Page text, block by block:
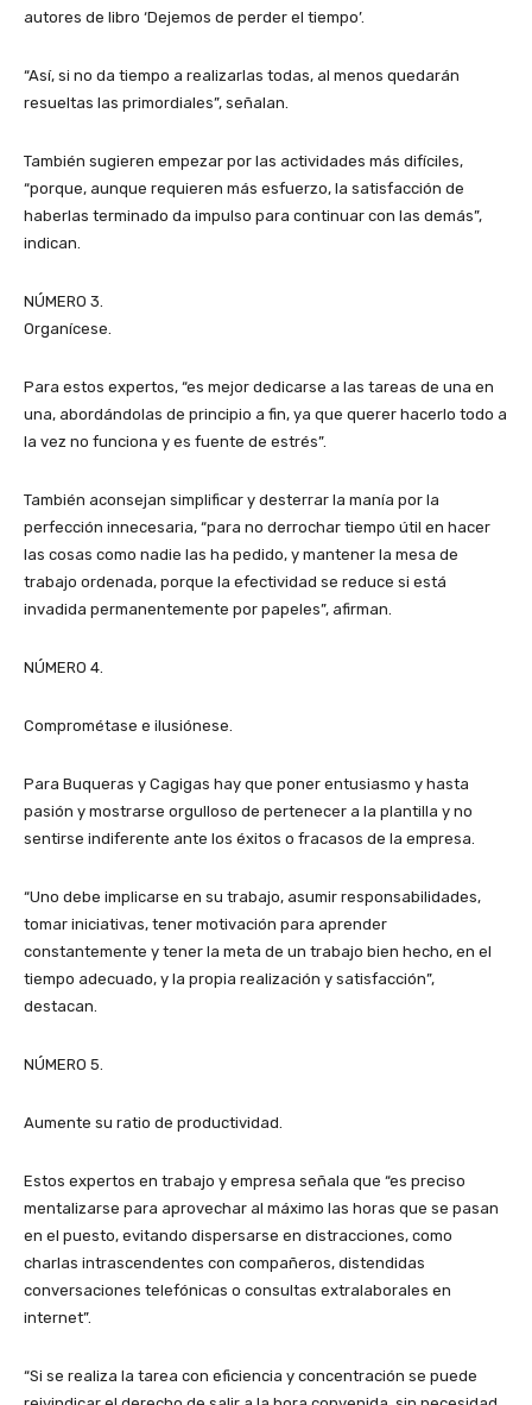
autores de libro ‘Dejemos de perder el tiempo’.
“Así, si no da tiempo a realizarlas todas, al menos quedarán
resueltas las primordiales”, señalan.
También sugieren empezar por las actividades más difíciles,
“porque, aunque requieren más esfuerzo, la satisfacción de
haberlas terminado da impulso para continuar con las demás”,
indican.
NÚMERO 3.
Organícese.
Para estos expertos, “es mejor dedicarse a las tareas de una en
una, abordándolas de principio a fin, ya que querer hacerlo todo a
la vez no funciona y es fuente de estrés”.
También aconsejan simplificar y desterrar la manía por la
perfección innecesaria, “para no derrochar tiempo útil en hacer
las cosas como nadie las ha pedido, y mantener la mesa de
trabajo ordenada, porque la efectividad se reduce si está
invadida permanentemente por papeles”, afirman.
NÚMERO 4.
Comprométase e ilusiónese.
Para Buqueras y Cagigas hay que poner entusiasmo y hasta
pasión y mostrarse orgulloso de pertenecer a la plantilla y no
sentirse indiferente ante los éxitos o fracasos de la empresa.
“Uno debe implicarse en su trabajo, asumir responsabilidades,
tomar iniciativas, tener motivación para aprender
constantemente y tener la meta de un trabajo bien hecho, en el
tiempo adecuado, y la propia realización y satisfacción”,
destacan.
NÚMERO 5.
Aumente su ratio de productividad.
Estos expertos en trabajo y empresa señala que “es preciso
mentalizarse para aprovechar al máximo las horas que se pasan
en el puesto, evitando dispersarse en distracciones, como
charlas intrascendentes con compañeros, distendidas
conversaciones telefónicas o consultas extralaborales en
internet”.
“Si se realiza la tarea con eficiencia y concentración se puede